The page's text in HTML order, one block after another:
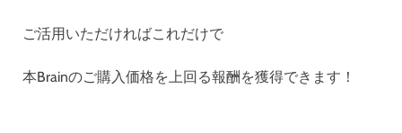
ご活用いただければこれだけで
本Brainのご購入価格を上回る報酬を獲得できます！